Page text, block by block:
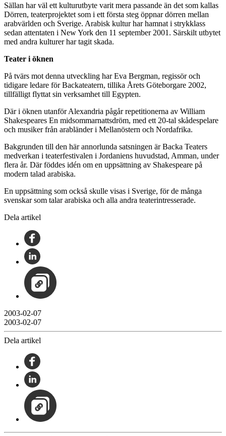
Sällan har väl ett kulturutbyte varit mera passande än det som kallas
Dörren, teaterprojektet som i ett första steg öppnar dörren mellan
arabvärlden och Sverige. Arabisk kultur har hamnat i strykklass
sedan attentaten i New York den 11 september 2001. Särskilt utbytet
med andra kulturer har tagit skada.
Teater i öknen
På tvärs mot denna utveckling har Eva Bergman, regissör och
tidigare ledare för Backateatern, tillika Årets Göteborgare 2002,
tillfälligt flyttat sin verksamhet till Egypten.
Där i öknen utanför Alexandria pågår repetitionerna av William
Shakespeares En midsommarnattsdröm, med ett 20-tal skådespelare
och musiker från arabländer i Mellanöstern och Nordafrika.
Bakgrunden till den här annorlunda satsningen är Backa Teaters
medverkan i teaterfestivalen i Jordaniens huvudstad, Amman, under
flera år. Där föddes idén om en uppsättning av Shakespeare på
modern talad arabiska.
En uppsättning som också skulle visas i Sverige, för de många
svenskar som talar arabiska och alla andra teaterintresserade.
Dela artikel
2003-02-07
2003-02-07
Dela artikel